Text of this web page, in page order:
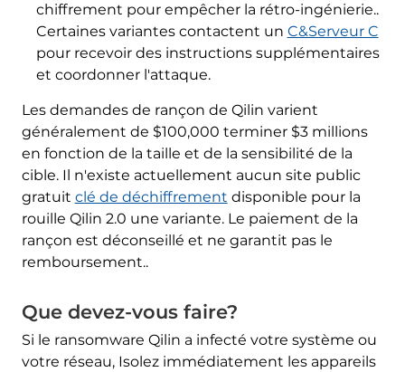
chiffrement pour empêcher la rétro-ingénierie..
Certaines variantes contactent un C&Serveur C
pour recevoir des instructions supplémentaires
et coordonner l'attaque.
Les demandes de rançon de Qilin varient
généralement de $100,000 terminer $3 millions
en fonction de la taille et de la sensibilité de la
cible. Il n'existe actuellement aucun site public
gratuit clé de déchiffrement disponible pour la
rouille Qilin 2.0 une variante. Le paiement de la
rançon est déconseillé et ne garantit pas le
remboursement..
Que devez-vous faire?
Si le ransomware Qilin a infecté votre système ou
votre réseau, Isolez immédiatement les appareils